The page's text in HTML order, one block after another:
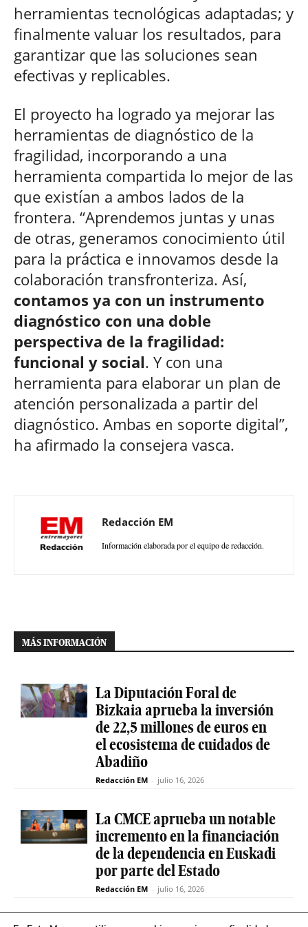
herramientas tecnológicas adaptadas; y
finalmente valuar los resultados, para
garantizar que las soluciones sean
efectivas y replicables.
El proyecto ha logrado ya mejorar las
herramientas de diagnóstico de la
fragilidad, incorporando a una
herramienta compartida lo mejor de las
que existían a ambos lados de la
frontera. “Aprendemos juntas y unas
de otras, generamos conocimiento útil
para la práctica e innovamos desde la
colaboración transfronteriza. Así,
contamos ya con un instrumento
diagnóstico con una doble
perspectiva de la fragilidad:
funcional y social. Y con una
herramienta para elaborar un plan de
atención personalizada a partir del
diagnóstico. Ambas en soporte digital”,
ha afirmado la consejera vasca.
Redacción EM
Información elaborada por el equipo de redacción.
MÁS INFORMACIÓN
La Diputación Foral de
Bizkaia aprueba la inversión
de 22,5 millones de euros en
el ecosistema de cuidados de
Abadiño
Redacción EM - julio 16, 2026
La CMCE aprueba un notable
incremento en la financiación
de la dependencia en Euskadi
por parte del Estado
Redacción EM - julio 16, 2026